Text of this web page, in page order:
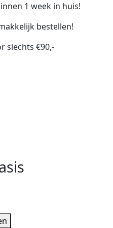
1 week in huis!
bestellen!
slechts €90,-